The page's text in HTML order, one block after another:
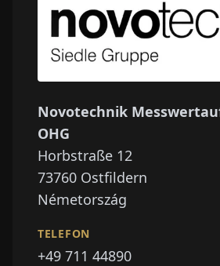
Novotechnik
OHG
Horbstraße 12
73760 Ostfildern
Németország
TELEFON
+49 711 44890